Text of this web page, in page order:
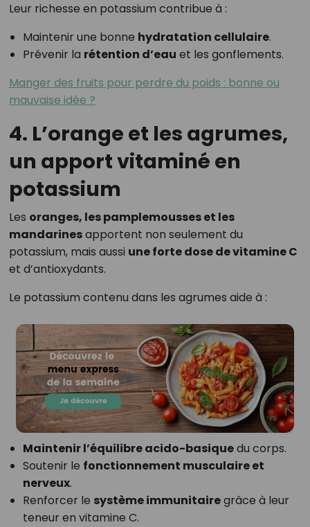
Leur richesse en potassium contribue à :
Maintenir une bonne hydratation cellulaire.
Prévenir la rétention d’eau et les gonflements.
Manger des fruits pour perdre du poids : bonne ou
mauvaise idée ?
4. L’orange et les agrumes,
un apport vitaminé en
potassium
Les oranges, les pamplemousses et les
mandarinesapportent non seulement du
potassium, mais aussi une forte dose de vitamine C
et d’antioxydants.
Le potassium contenu dans les agrumes aide à :
Maintenir l’équilibre acido-basiquedu corps.
Soutenir le fonctionnement musculaire et
nerveux.
Renforcer le système immunitairegrâce à leur
teneur en vitamine C.